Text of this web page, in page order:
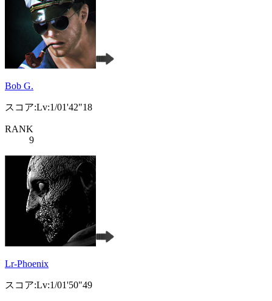
Bob G.
スコア:Lv:1/01'42"18
RANK
9
Lr-Phoenix
スコア:Lv:1/01'50"49